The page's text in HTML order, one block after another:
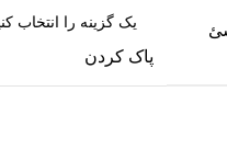
پاک کردن